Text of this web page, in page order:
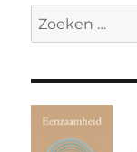
Zoeken
naar: